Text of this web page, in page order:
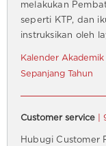
melakukan
seperti KTP, dan
instruksikan oleh
Kalender
Sepanjang Tahun
Customer service |
Hubugi Customer